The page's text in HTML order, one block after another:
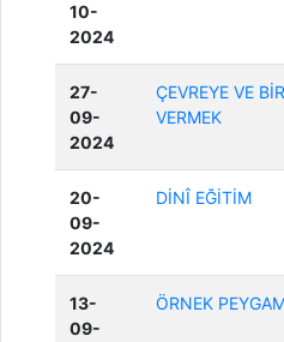
10-
2024
27-
09-
2024
ÇEVREYE VE
VERMEK
20-
09-
2024
DİNÎ EĞİTİM
13-
09-
ÖRNEK